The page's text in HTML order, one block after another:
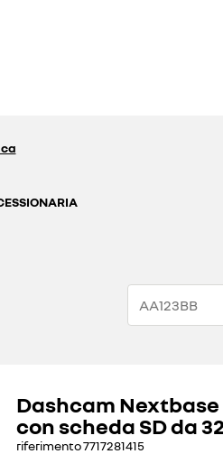
Dashcam
con scheda SD da
riferimento7717281415